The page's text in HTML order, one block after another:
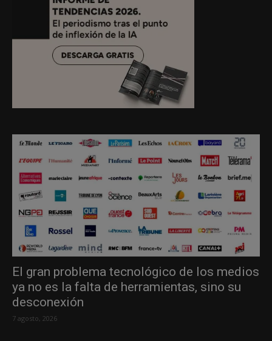
El gran problema tecnológico de los medios
ya no es la falta de herramientas, sino su
desconexión
7 agosto, 2026